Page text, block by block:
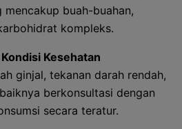
buah-buahan,
kompleks.
Kesehatan
ginjal, tekanan darah rendah,
berkonsultasi dengan
secara teratur.